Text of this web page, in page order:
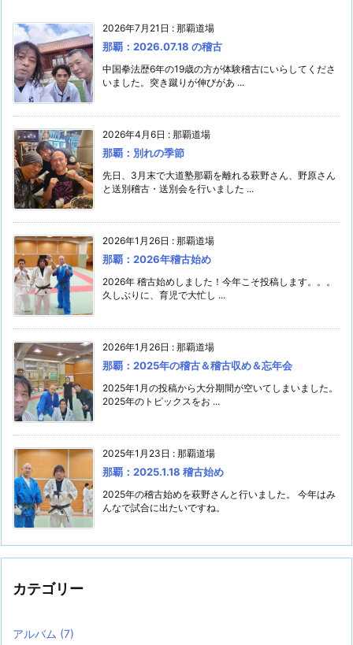
2026年7月21日 : 那覇道場
那覇：2026.07.18 の稽古
中国拳法歴6年の19歳の方が体験稽古にいらしてくださ
いました。突き蹴りが伸びがあ ...
2026年4月6日 : 那覇道場
那覇：別れの季節
先日、3月末で大道塾那覇を離れる萩野さん、野原さん
と送別稽古・送別会を行いました ...
2026年1月26日 : 那覇道場
那覇：2026年稽古始め
2026年 稽古始めしました！今年こそ投稿します。。。
久しぶりに、育児で大忙し ...
2026年1月26日 : 那覇道場
那覇：2025年の稽古＆稽古収め＆忘年会
2025年1月の投稿から大分期間が空いてしまいました。
2025年のトピックスをお ...
2025年1月23日 : 那覇道場
那覇：2025.1.18 稽古始め
2025年の稽古始めを萩野さんと行いました。 今年はみ
んなで試合に出たいですね。
カテゴリー
アルバム (7)